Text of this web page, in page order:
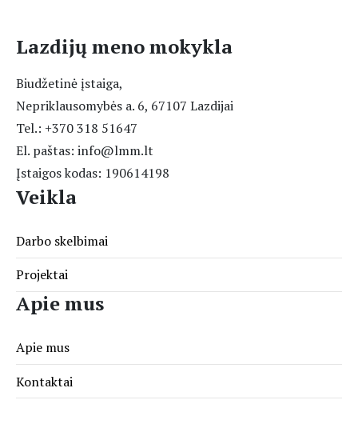
Lazdijų meno mokykla
Biudžetinė įstaiga,
Nepriklausomybės a. 6, 67107 Lazdijai
Tel.: +370 318 51647
El. paštas: info@lmm.lt
Įstaigos kodas: 190614198
Veikla
Darbo skelbimai
Projektai
Apie mus
Apie mus
Kontaktai